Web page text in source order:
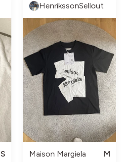
S
HenrikssonSellout
Maison Margiela
M